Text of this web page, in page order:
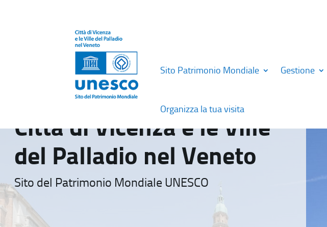
Sito Patrimonio Mondiale Gestione
Organizza la tua visita
Città di Vicenza e le Ville
del Palladio nel Veneto
Sito del Patrimonio Mondiale UNESCO